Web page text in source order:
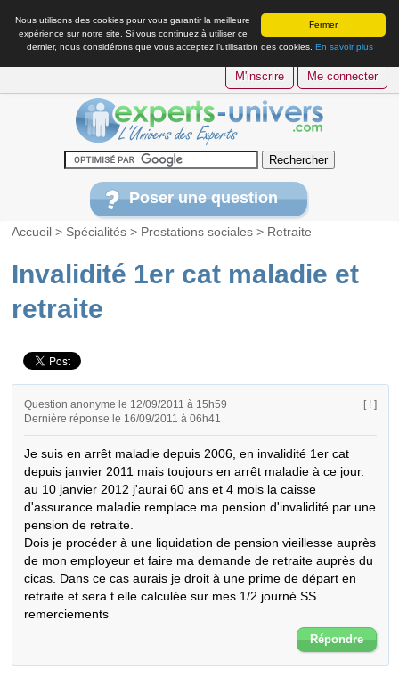
Fermer
Nous utilisons des cookies pour vous garantir la meilleure
expérience sur notre site. Si vous continuez à utiliser ce
dernier, nous considérons que vous acceptez l’utilisation des cookies. En savoir plus
M'inscrire Me connecter
Poser une question
Accueil > Spécialités > Prestations sociales > Retraite
Invalidité 1er cat maladie et
retraite
Question anonyme le 12/09/2011 à 15h59
Dernière réponse le 16/09/2011 à 06h41
[ ! ]
Je suis en arrêt maladie depuis 2006, en invalidité 1er cat
depuis janvier 2011 mais toujours en arrêt maladie à ce jour.
au 10 janvier 2012 j'aurai 60 ans et 4 mois la caisse
d'assurance maladie remplace ma pension d'invalidité par une
pension de retraite.
Dois je procéder à une liquidation de pension vieillesse auprès
de mon employeur et faire ma demande de retraite auprès du
cicas. Dans ce cas aurais je droit à une prime de départ en
retraite et sera t elle calculée sur mes 1/2 journé SS
remerciements
Répondre